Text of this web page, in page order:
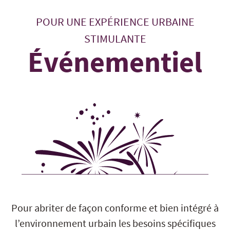
POUR UNE EXPÉRIENCE URBAINE
STIMULANTE
Événementiel
Pour abriter de façon conforme et bien intégré à
l’environnement urbain les besoins spécifiques